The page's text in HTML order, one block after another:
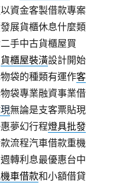
資金客製借款專案
展貨櫃休息什麼類
手中古貨櫃屋買
貨櫃屋裝潢設計開始
袋的種類有運作客
袋專業融資事業借
無論是支客票貼現
夢幻行程燈具批發
流程汽車借款重機
轉利息最優惠台中
車借款和小額借貸